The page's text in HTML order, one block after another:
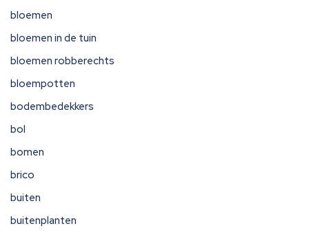
bloemen
bloemen in de tuin
bloemen robberechts
bloempotten
bodembedekkers
bol
bomen
brico
buiten
buitenplanten